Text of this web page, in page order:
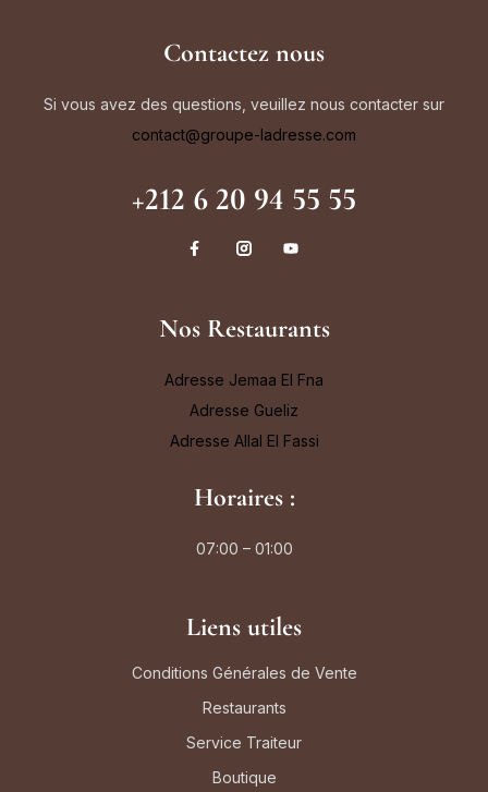
Contactez nous
Si vous avez des questions, veuillez nous contacter sur
contact@groupe-ladresse.com
+212 6 20 94 55 55
Nos Restaurants
Adresse Jemaa El Fna
Adresse Gueliz
Adresse Allal El Fassi
Horaires :
07:00 – 01:00
Liens utiles
Conditions Générales de Vente
Restaurants
Service Traiteur
Boutique